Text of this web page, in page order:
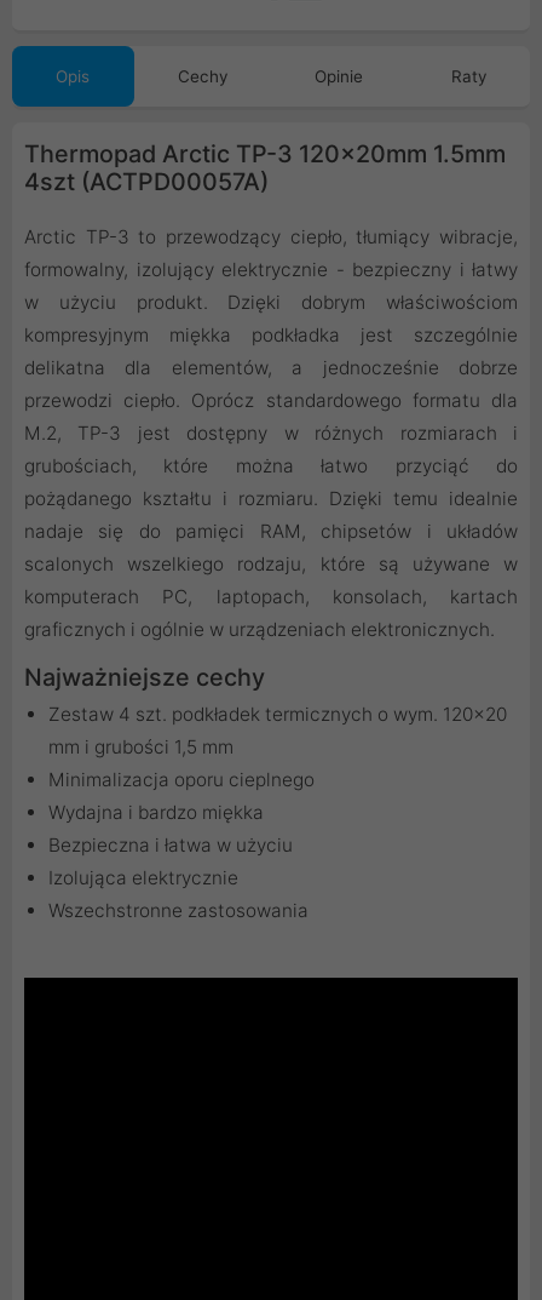
Opis Cechy Opinie Raty
Thermopad Arctic TP-3 120x20mm 1.5mm
4szt (ACTPD00057A)
Arctic TP-3 to przewodzący ciepło, tłumiący wibracje,
formowalny, izolujący elektrycznie - bezpieczny i łatwy
w użyciu produkt. Dzięki dobrym właściwościom
kompresyjnym miękka podkładka jest szczególnie
delikatna dla elementów, a jednocześnie dobrze
przewodzi ciepło. Oprócz standardowego formatu dla
M.2, TP-3 jest dostępny w różnych rozmiarach i
grubościach, które można łatwo przyciąć do
pożądanego kształtu i rozmiaru. Dzięki temu idealnie
nadaje się do pamięci RAM, chipsetów i układów
scalonych wszelkiego rodzaju, które są używane w
komputerach PC, laptopach, konsolach, kartach
graficznych i ogólnie w urządzeniach elektronicznych.
Najważniejsze cechy
Zestaw 4 szt. podkładek termicznych o wym. 120x20
mm i grubości 1,5 mm
Minimalizacja oporu cieplnego
Wydajna i bardzo miękka
Bezpieczna i łatwa w użyciu
Izolująca elektrycznie
Wszechstronne zastosowania